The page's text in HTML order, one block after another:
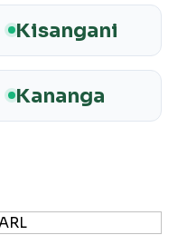
Kisangani
Kananga